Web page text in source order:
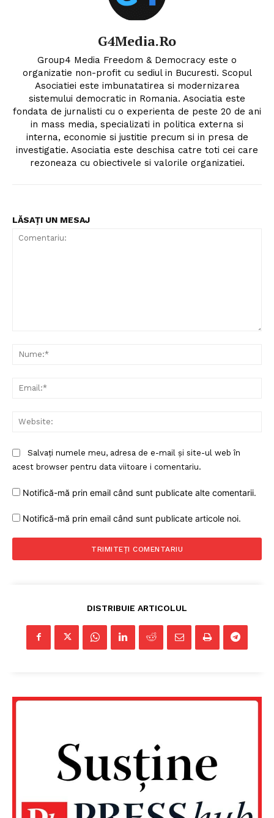
G4Media.ro
Group4 Media Freedom & Democracy este o
organizatie non-profit cu sediul in Bucuresti. Scopul
Asociatiei este imbunatatirea si modernizarea
sistemului democratic in Romania. Asociatia este
fondata de jurnalisti cu o experienta de peste 20 de ani
in mass media, specializati in politica externa si
interna, economie si justitie precum si in presa de
investigatie. Asociatia este deschisa catre toti cei care
rezoneaza cu obiectivele si valorile organizatiei.
LĂSAȚI UN MESAJ
Salvați numele meu, adresa de e-mail și site-ul web în
acest browser pentru data viitoare i comentariu.
Notifică-mă prin email când sunt publicate alte comentarii.
Notifică-mă prin email când sunt publicate articole noi.
DISTRIBUIE ARTICOLUL